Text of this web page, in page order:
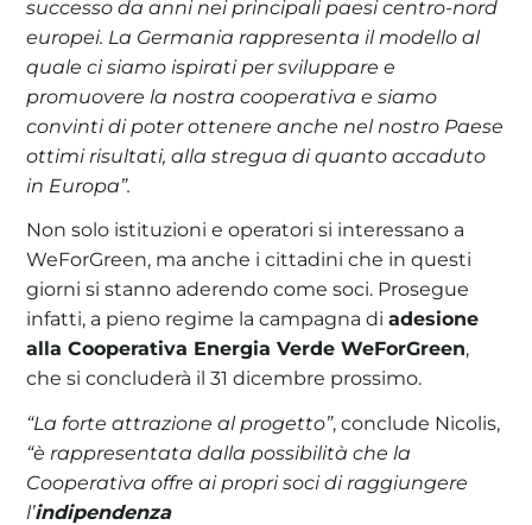
successo da anni nei principali paesi centro-nord
europei. La Germania rappresenta il modello al
quale ci siamo ispirati per sviluppare e
promuovere la nostra cooperativa e siamo
convinti di poter ottenere anche nel nostro Paese
ottimi risultati, alla stregua di quanto accaduto
in Europa”.
Non solo istituzioni e operatori si interessano a
WeForGreen, ma anche i cittadini che in questi
giorni si stanno aderendo come soci. Prosegue
infatti, a pieno regime la campagna diadesione
alla Cooperativa Energia Verde WeForGreen,
che si concluderà il 31 dicembre prossimo.
“La forte attrazione al progetto”, conclude Nicolis,
“è rappresentata dalla possibilità che la
Cooperativa offre ai propri soci di raggiungere
l’indipendenza